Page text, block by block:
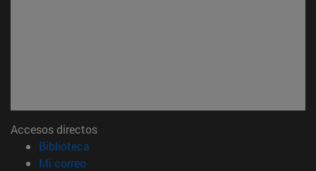
Accesos directos
Biblioteca
Mi correo(abre en nueva ventana)